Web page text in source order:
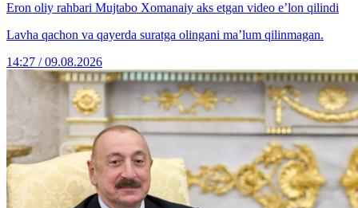
Eron oliy rahbari Mujtabo Xomanaiy aks etgan video e’lon qilindi
Lavha qachon va qayerda suratga olingani ma’lum qilinmagan.
14:27 / 09.08.2026